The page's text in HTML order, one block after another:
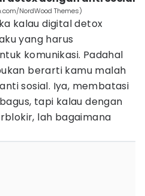
NordWood Themes)
kalau digital detox
yang harus
komunikasi. Padahal
berarti kamu malah
sosial. Iya, membatasi
tapi kalau dengan
lah bagaimana